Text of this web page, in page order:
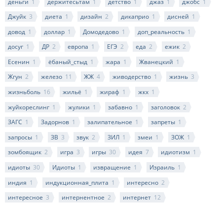
Джуйк 3 диета 1 дизайн 2 дикаприо 1 дисней 1
довод 1 доллар 1 Домодедово 1 доп_реальность 1
досуг 1 ДР 2 европа 1 ЕГЭ 2 еда 2 ежик 2
Есенин 1 ёбаный_стыд 1 жара 1 Жванецкий 1
Жгун 2 железо 11 ЖЖ 4 живодерство 1 жизнь 3
жизньболь 16 жильё 1 жираф 1 жкх 1
жуйкореслинг 1 жулики 1 забавно 1 заголовок 2
ЗАГС 1 Задорнов 1 залипательное 1 запреты 1
запросы 1 ЗВ 3 звук 2 ЗИЛ 1 змеи 1 ЗОЖ 1
зомбоящик 2 игра 3 игры 30 идея 7 идиотизм 1
идиоты 30 Идиоты 1 извращение 1 Израиль 1
индия 1 индукционная_плита 1 интересно 2
интересное 3 интернентное 2 интернет 12